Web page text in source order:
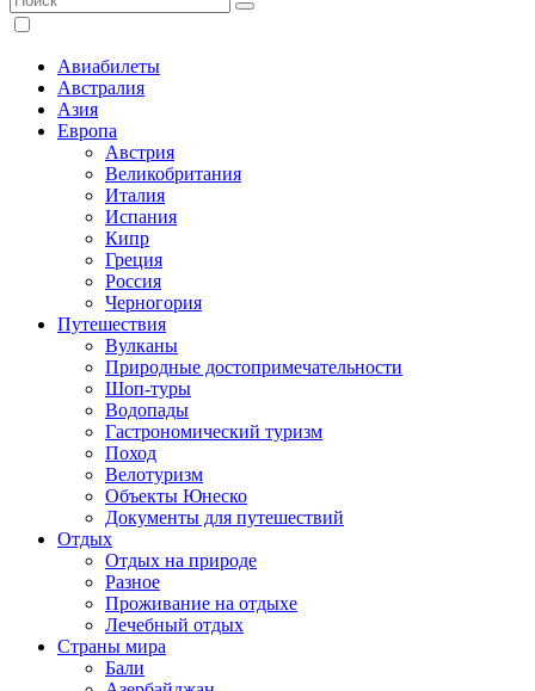
Авиабилеты
Австралия
Азия
Европа
Австрия
Великобритания
Италия
Испания
Кипр
Греция
Россия
Черногория
Путешествия
Вулканы
Природные достопримечательности
Шоп-туры
Водопады
Гастрономический туризм
Поход
Велотуризм
Объекты Юнеско
Документы для путешествий
Отдых
Отдых на природе
Разное
Проживание на отдыхе
Лечебный отдых
Страны мира
Бали